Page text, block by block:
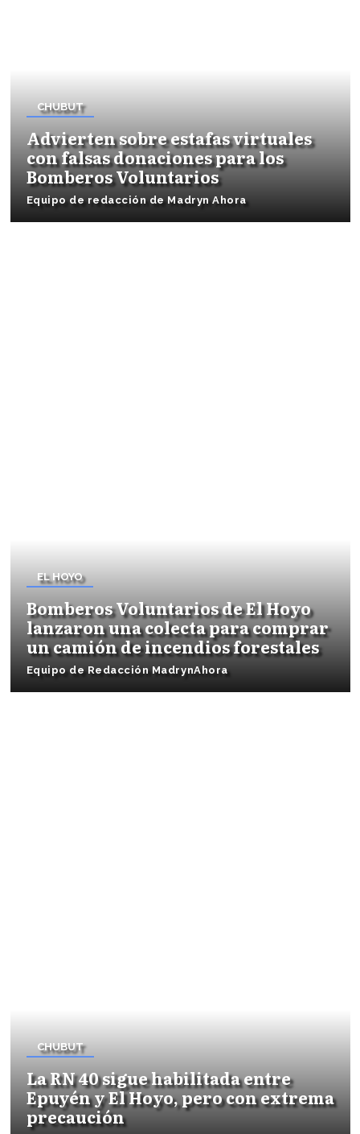
CHUBUT
Advierten sobre estafas virtuales
con falsas donaciones para los
Bomberos Voluntarios
Equipo de redacción de Madryn Ahora
EL HOYO
Bomberos Voluntarios de El Hoyo
lanzaron una colecta para comprar
un camión de incendios forestales
Equipo de Redacción MadrynAhora
CHUBUT
La RN 40 sigue habilitada entre
Epuyén y El Hoyo, pero con extrema
precaución